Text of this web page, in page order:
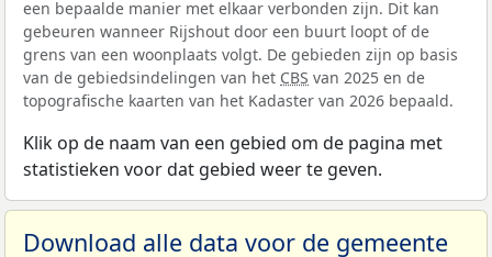
een bepaalde manier met elkaar verbonden zijn. Dit kan
gebeuren wanneer Rijshout door een buurt loopt of de
grens van een woonplaats volgt. De gebieden zijn op basis
van de gebiedsindelingen van het CBS van 2025 en de
topografische kaarten van het Kadaster van 2026 bepaald.
Klik op de naam van een gebied om de pagina met
statistieken voor dat gebied weer te geven.
Download alle data voor de gemeente